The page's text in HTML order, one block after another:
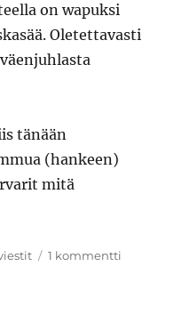
on wapuksi
Oletettavasti
tänään
(hankeen)
mitä
1 kommentti